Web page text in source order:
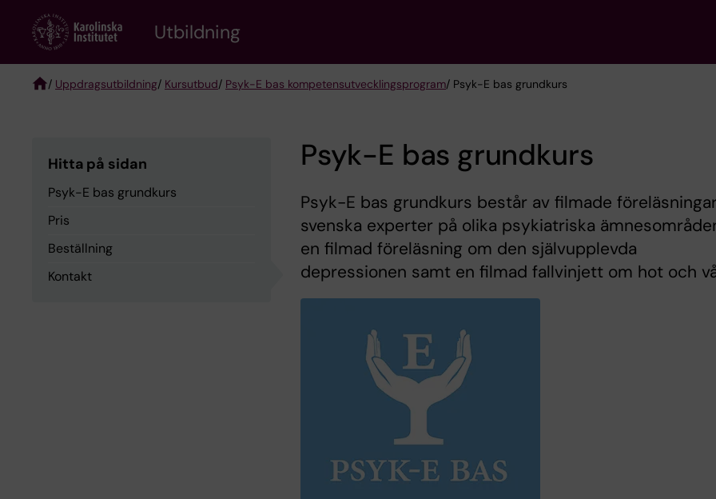
content
Utbildning
/ Uppdragsutbildning/ Kursutbud/ Psyk-E bas kompetensutvecklingsprogram/ Psyk-E bas grundkurs
Hitta på sidan
Psyk-E bas grundkurs
Pris
Beställning
Kontakt
Psyk-E bas grundkurs
Psyk-E bas grundkurs består av filmade
svenska experter på olika psykiatriska
en filmad föreläsning om den självupplevda
depressionen samt en filmad fallvinjett om hot och